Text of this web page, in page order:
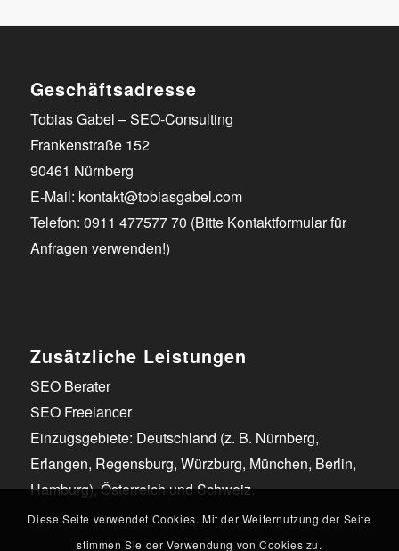
Geschäftsadresse
Tobias Gabel – SEO-Consulting
Frankenstraße 152
90461 Nürnberg
E-Mail: kontakt@tobiasgabel.com
Telefon: 0911 477577 70 (Bitte Kontaktformular für
Anfragen verwenden!)
Zusätzliche Leistungen
SEO Berater
SEO Freelancer
Einzugsgebiete: Deutschland (z. B. Nürnberg,
Erlangen, Regensburg, Würzburg, München, Berlin,
Hamburg), Österreich und Schweiz.
Diese Seite verwendet Cookies. Mit der Weiternutzung der Seite
stimmen Sie der Verwendung von Cookies zu.